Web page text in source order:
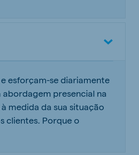
esforçam-se diariamente
presencial na
medida da sua situação
clientes. Porque o